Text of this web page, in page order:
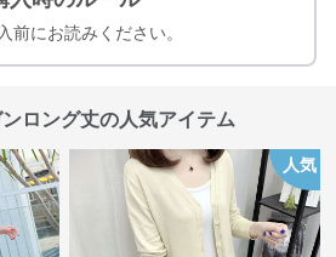
前にお読みください。
ロング丈の人気アイテム
人気